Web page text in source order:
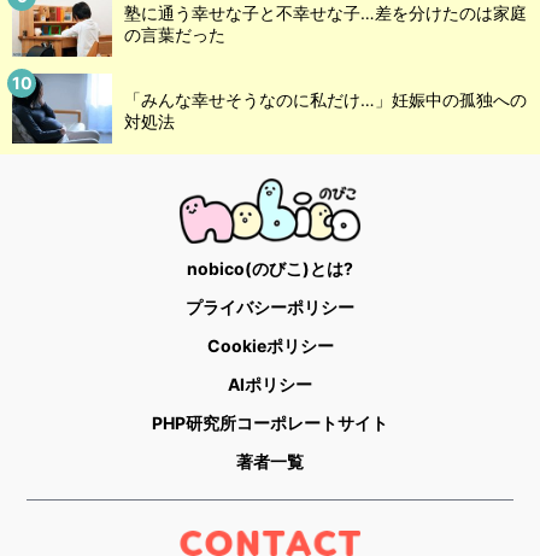
塾に通う幸せな子と不幸せな子…差を分けたのは家庭
の言葉だった
「みんな幸せそうなのに私だけ…」妊娠中の孤独への
対処法
nobico(のびこ)とは?
プライバシーポリシー
Cookieポリシー
AIポリシー
PHP研究所コーポレートサイト
著者一覧